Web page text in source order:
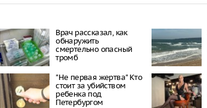
Врач рассказал, как
обнаружить
смертельно опасный
тромб
"Не первая жертва" Кто
стоит за убийством
ребенка под
Петербургом